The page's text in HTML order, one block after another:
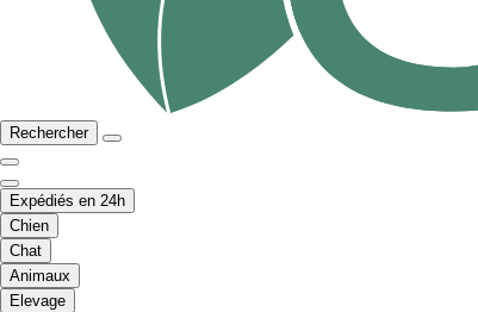
Rechercher
Expédiés en 24h
Chien
Chat
Animaux
Elevage